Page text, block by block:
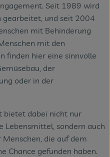
Seit 1989 wird
gearbeitet, und seit 2004
mit Behinderung
mit den
finden hier eine sinnvolle
der
oder in der
bietet dabei nicht nur
Lebensmittel, sondern auch
die auf dem
Chance gefunden haben.